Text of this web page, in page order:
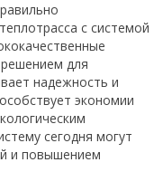
с системой
для
надежность и
экономии
сегодня могут
и повышением